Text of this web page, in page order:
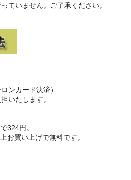
ていません。ご了承ください。
ンカード決済）
いたします。
324円。
上げで無料です。